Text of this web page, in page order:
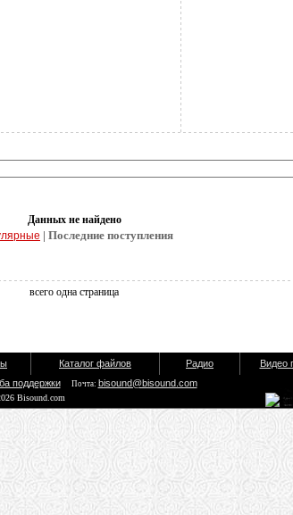
Данных не найдено
| Последние поступления
всего одна страница
Каталог файлов Радио Видео
поддержки Почта: bisound@bisound.com
Bisound.com